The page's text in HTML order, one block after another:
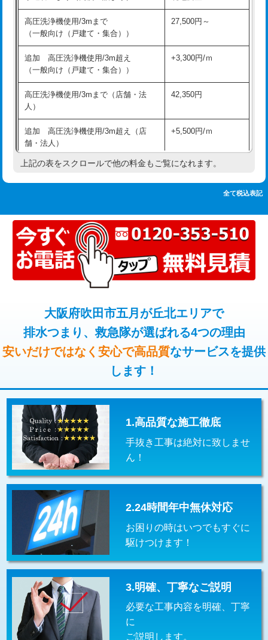
追加人工 16,500円
廃棄・処分 現場見積
※給水管工事は20mmまでの価格です。
持込商品取付（混合水栓）
持込商品取付（浄水器・分岐水栓） 16,500円
業）
排水管工事（追加 排水管工事/3ｍ超
え）
マス交換（土の掘削・埋め戻し作業） 11,000円~
マス交換（深さ50㎝以上） 66,000円
コンクリート斫り（厚さ10㎝まで） 27,500円
コンクリート斫り（厚さ10㎝超え） 38,500円
モルタル補修（厚さ10㎝まで） 27,500円
モルタル補修（厚さ10㎝超え） 38,500円
追加人工 16,500円
高圧洗浄機使用/3mまで
（一般向け（戸建て・集合））
27,500円～
追加 高圧洗浄機使用/3m超え
（一般向け（戸建て・集合））
+3,300円/ｍ
高圧洗浄機使用/3mまで（店舗・法
人）
42,350円
追加 高圧洗浄機使用/3m超え（店
舗・法人）
+5,500円/ｍ
高度高圧洗浄換 現地調査
トーラー機使用/3mまで 33,000円
追加トーラー機使用/3m超え +3,300円
カメラ調査 33,000円
止水・漏水調査・防水処理・清掃・修
理・調整・分解・加工など（軽作業）
11,000円
止水・漏水調査・防水処理・清掃・修
理・調整・分解・加工など（中作業）
22,000円
止水・漏水調査・防水処理・清掃・修
理・調整・分解・加工など（重作業）
33,000円
その他部品の脱着 8,800円～
交換・取付（タンク） 22,000円+材料費
交換・取付(単水栓（壁付・デッキ
式）)
13,200円+材料費
交換・取付(混合水栓（壁付・デッキ
式・ワンホール）)
16,500円+材料費
交換・取付(排水栓・排水トラップ
（P/S/ポップアップ））
22,000円+材料費
交換・取付（その他部品） 11,000円+材料費
持込商品取付（単水栓） 13,200円
持込商品取付（混合水栓） 16,500円
上記の表をスクロールで他の料金もご覧になれます。
全て税込表記
大阪府吹田市五月が丘北エリアで
排水つまり、救急隊が選ばれる4つの理由
安いだけではなく安心で高品質なサービスを提供
します！
1.高品質な施工徹底
手抜き工事は絶対に致しませ
ん！
2.24時間年中無休対応
お困りの時はいつでもすぐに
駆けつけます！
3.明確、丁寧なご説明
必要な工事内容を明確、丁寧
に
ご説明します。